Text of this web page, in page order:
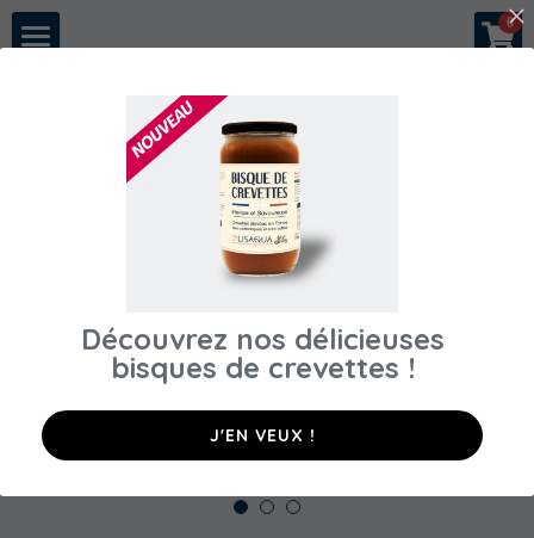
0
Notre histoire
Espace pros
Restaurants
Acheter en direct
Précédent
×
LES CATÉGORIES DE LA BOUTIQUE
Toutes les catégories
Découvrez nos délicieuses
bisques de crevettes​ !
J'EN VEUX !